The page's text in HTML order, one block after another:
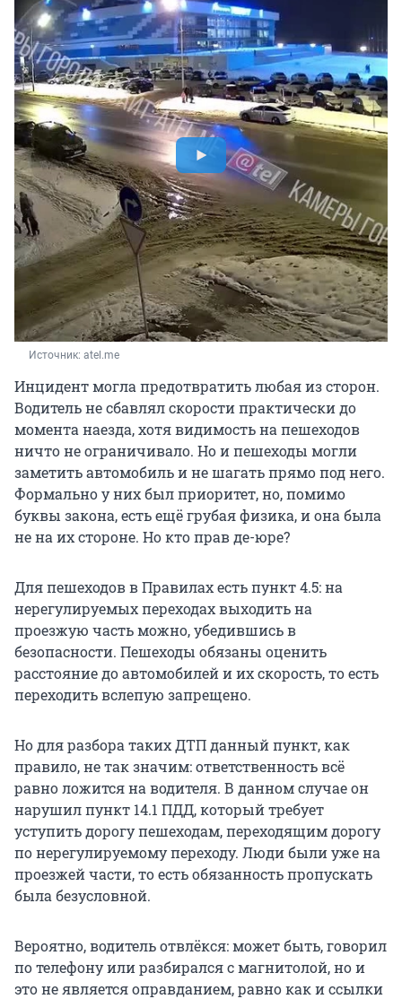
Источник: atel.me
Инцидент могла предотвратить любая из сторон.
Водитель не сбавлял скорости практически до
момента наезда, хотя видимость на пешеходов
ничто не ограничивало. Но и пешеходы могли
заметить автомобиль и не шагать прямо под него.
Формально у них был приоритет, но, помимо
буквы закона, есть ещё грубая физика, и она была
не на их стороне. Но кто прав де-юре?
Для пешеходов в Правилах есть пункт 4.5: на
нерегулируемых переходах выходить на
проезжую часть можно, убедившись в
безопасности. Пешеходы обязаны оценить
расстояние до автомобилей и их скорость, то есть
переходить вслепую запрещено.
Но для разбора таких ДТП данный пункт, как
правило, не так значим: ответственность всё
равно ложится на водителя. В данном случае он
нарушил пункт 14.1 ПДД, который требует
уступить дорогу пешеходам, переходящим дорогу
по нерегулируемому переходу. Люди были уже на
проезжей части, то есть обязанность пропускать
была безусловной.
Вероятно, водитель отвлёкся: может быть, говорил
по телефону или разбирался с магнитолой, но и
это не является оправданием, равно как и ссылки